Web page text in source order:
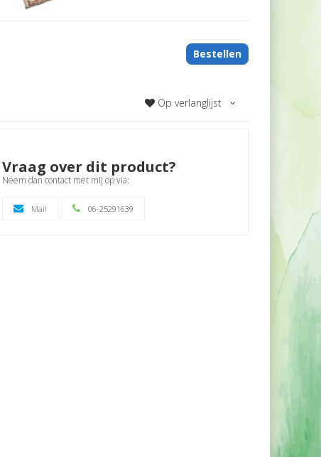
Bestellen
Op verlanglijst
Vraag over dit product?
Neem dan contact met mij op via:
Mail 06-25291639